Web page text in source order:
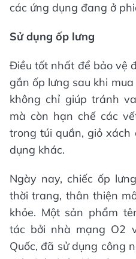
các ứng dụng đang ở
Sử dụng ốp lưng
Điều tốt nhất để bảo vệ
gắn ốp lưng sau khi
không chỉ giúp tránh
mà còn hạn chế các
trong túi quần, giỏ xách
dụng khác.
Ngày nay, chiếc ốp
thời trang, thân thiện
khỏe. Một sản phẩm
tác bởi nhà mạng O2
Quốc, đã sử dụng công